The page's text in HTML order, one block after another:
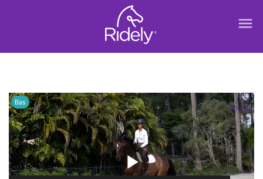
menu
play_arrow
Bas